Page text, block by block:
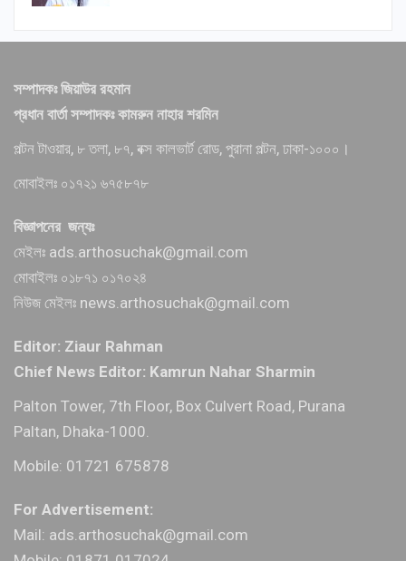
সম্পাদকঃ জিয়াউর রহমান
প্রধান বার্তা সম্পাদকঃ কামরুন নাহার শরমিন
পল্টন টাওয়ার, ৮ তলা, ৮৭, বক্স কালভার্ট রোড, পুরানা পল্টন, ঢাকা-১০০০।
মোবাইলঃ ০১৭২১ ৬৭৫৮৭৮
বিজ্ঞাপনের জন্যঃ
মেইলঃ ads.arthosuchak@gmail.com
মোবাইলঃ ০১৮৭১ ০১৭০২৪
নিউজ মেইলঃ news.arthosuchak@gmail.com
Editor: Ziaur Rahman
Chief News Editor: Kamrun Nahar Sharmin
Palton Tower, 7th Floor, Box Culvert Road, Purana
Paltan, Dhaka-1000.
Mobile: 01721 675878
For Advertisement:
Mail: ads.arthosuchak@gmail.com